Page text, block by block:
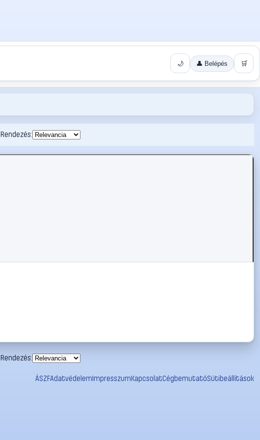
🌙 👤 Belépés 🛒
Rendezés:
Rendezés:
ÁSZFAdatvédelemImpresszumKapcsolatCégbemutatóSütibeállítások